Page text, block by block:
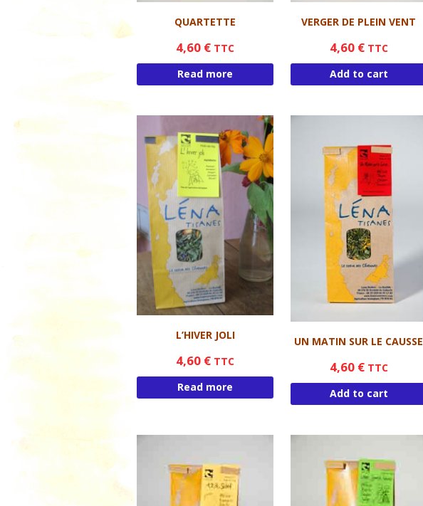
QUARTETTE
4,60 € TTC
Read more
VERGER DE PLEIN VENT
4,60 € TTC
Add to cart
L’HIVER JOLI
4,60 € TTC
Read more
UN MATIN SUR LE CAUSSE
4,60 € TTC
Add to cart